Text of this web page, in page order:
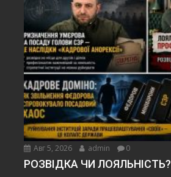
Авг 5, 2026 admin 0
РОЗВІДКА ЧИ ЛОЯЛЬНІСТЬ?